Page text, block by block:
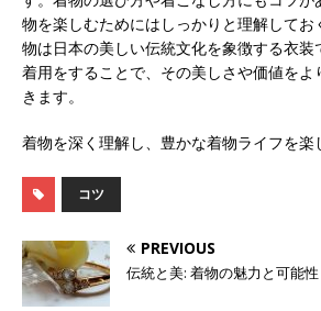
物を楽しむためにはしっかりと理解して
物は日本の美しい伝統文化を象徴する衣
着用をすることで、その美しさや価値を
きます。
着物を深く理解し、豊かな着物ライフを楽
コツ
PREVIOUS
伝統と美: 着物の魅力と可能性